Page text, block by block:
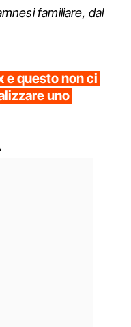
familiare, dal
e questo non ci
uno